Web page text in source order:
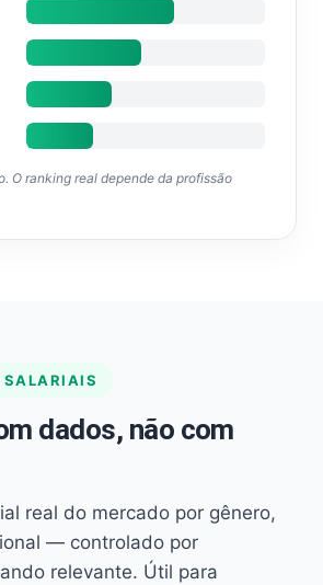
O ranking real depende da profissão
SALARIAIS
dados, não com
real do mercado por gênero,
— controlado por
relevante. Útil para